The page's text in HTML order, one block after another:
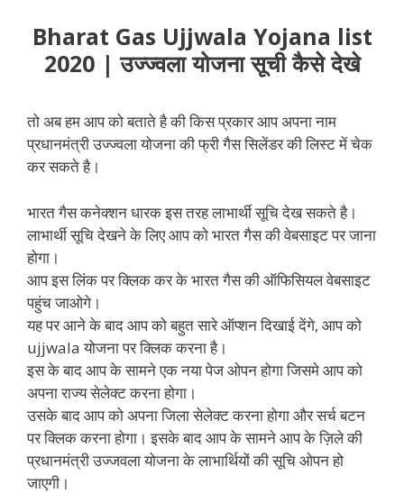
Bharat Gas Ujjwala Yojana list
2020 | उज्ज्वला योजना सूची कैसे देखे
तो अब हम आप को बताते है की किस प्रकार आप अपना नाम
प्रधानमंत्री उज्ज्वला योजना की फ्री गैस सिलेंडर की लिस्ट में चेक
कर सकते है।
भारत गैस कनेक्शन धारक इस तरह लाभार्थी सूचि देख सकते है।
लाभार्थी सूचि देखने के लिए आप को भारत गैस की वेबसाइट पर जाना
होगा।
आप इस लिंक पर क्लिक कर के भारत गैस की ऑफिसियल वेबसाइट
पहुंच जाओगे।
यह पर आने के बाद आप को बहुत सारे ऑप्शन दिखाई देंगे, आप को
ujjwala योजना पर क्लिक करना है।
इस के बाद आप के सामने एक नया पेज ओपन होगा जिसमे आप को
अपना राज्य सेलेक्ट करना होगा।
उसके बाद आप को अपना जिला सेलेक्ट करना होगा और सर्च बटन
पर क्लिक करना होगा। इसके बाद आप के सामने आप के ज़िले की
प्रधानमंत्री उज्जवला योजना के लाभार्थियों की सूचि ओपन हो
जाएगी।